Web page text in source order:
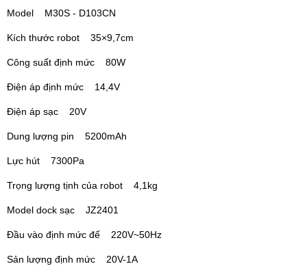
Model M30S - D103CN
Kích thước robot 35×9,7cm
Công suất định mức 80W
Điện áp định mức 14,4V
Điện áp sạc 20V
Dung lượng pin 5200mAh
Lực hút 7300Pa
Trọng lượng tịnh của robot 4,1kg
Model dock sạc JZ2401
Đầu vào định mức đế 220V~50Hz
Sản lượng định mức 20V-1A